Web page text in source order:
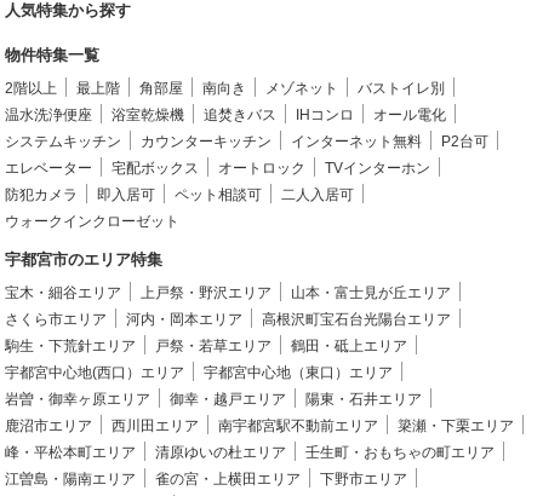
人気特集から探す
物件特集一覧
2階以上 最上階 角部屋 南向き メゾネット
バストイレ別
温水洗浄便座
浴室乾燥機 追焚きバス IHコンロ
オール電化
システムキッチン
カウンターキッチン インターネット無料
P2台可
エレベーター
宅配ボックス オートロック
TVインターホン
防犯カメラ
即入居可 ペット相談可
二人入居可
ウォークインクローゼット
宇都宮市のエリア特集
宝木・細谷エリア 上戸祭・野沢エリア
山本・富士見が丘エリア
さくら市エリア
河内・岡本エリア
高根沢町宝石台光陽台エリア
駒生・下荒針エリア
戸祭・若草エリア
鶴田・砥上エリア
宇都宮中心地(西口）エリア
宇都宮中心地（東口）エリア
岩曽・御幸ヶ原エリア
御幸・越戸エリア
陽東・石井エリア
鹿沼市エリア
西川田エリア 南宇都宮駅不動前エリア
簗瀬・下栗エリア
峰・平松本町エリア
清原ゆいの杜エリア
壬生町・おもちゃの町エリア
江曽島・陽南エリア
雀の宮・上横田エリア
下野市エリア